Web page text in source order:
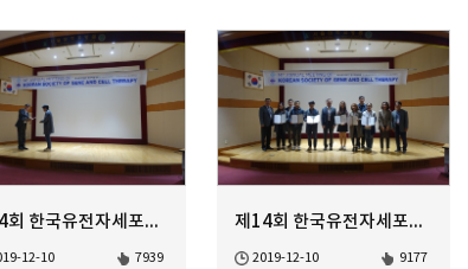
제14회 한국유전자세포치료학회 정기학술대회 Poster Award-2
12-10 7939
제14회 한국유전자세포치료학회 정기학술대회 Poster Award-1
2019-12-10 9177